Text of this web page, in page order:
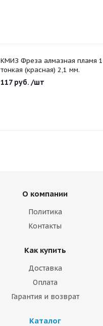
КМИЗ Фреза алмазная пламя
тонкая (красная) 2,1 мм.
117руб. /шт
О компании
Политика
Контакты
Как купить
Доставка
Оплата
Гарантия и возврат
Каталог